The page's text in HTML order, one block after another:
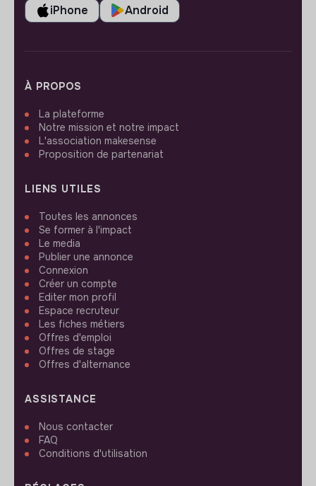
iPhone Android
À PROPOS
La plateforme
Notre mission et notre impact
L'association makesense
Proposition de partenariat
LIENS UTILES
Toutes les annonces
Se former à l'impact
Le media
Publier une annonce
Connexion
Créer un compte
Editer mon profil
Espace recruteur
Les fiches métiers
Offres d'emploi
Offres de stage
Offres d'alternance
ASSISTANCE
Nous contacter
FAQ
Conditions d'utilisation